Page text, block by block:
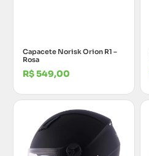
Capacete Norisk Orion R1 –
Rosa
R$549,00